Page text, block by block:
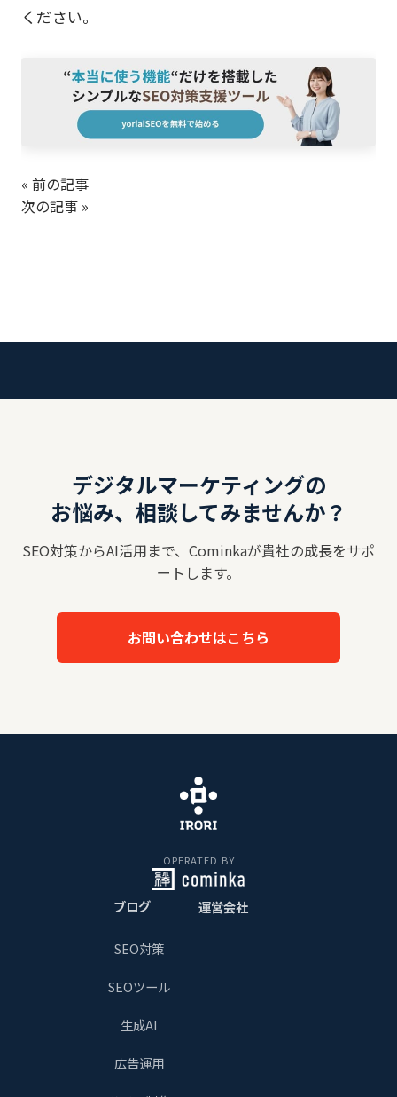
ください。
« 前の記事
次の記事 »
デジタルマーケティングの
お悩み、相談してみませんか？
SEO対策からAI活用まで、Cominkaが貴社の成長をサポ
ートします。
お問い合わせはこちら
OPERATED BY
ブログ
SEO対策
SEOツール
生成AI
広告運用
運営会社